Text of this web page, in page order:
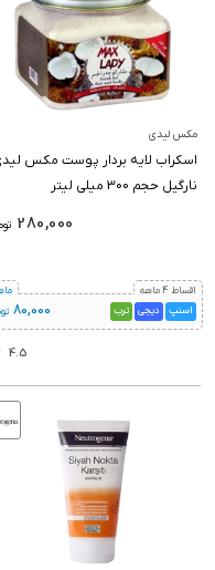
مکس لیدی
اسکراب لایه بردار پوست مکس
نارگیل حجم 300 میلی لیتر
280,000
اقساط 4 ماهه
اسنپ
دیجی ترب 80,000
4.5